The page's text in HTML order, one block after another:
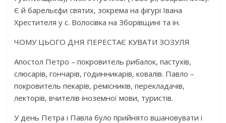
Є й барельєфи святих, зокрема на фігурі Івана
Хрестителя у с. Волосівка на Зборівщині та ін.
ЧОМУ ЦЬОГО ДНЯ ПЕРЕСТАЄ КУВАТИ ЗОЗУЛЯ
Апостол Петро – покровитель рибалок, пастухів,
слюсарів, гончарів, годинникарів, ковалів. Павло –
покровитель пекарів, ремісників, перекладачів,
лекторів, вчителів іноземної мови, туристів.
У день Петра і Павла було прийнято вшановувати і